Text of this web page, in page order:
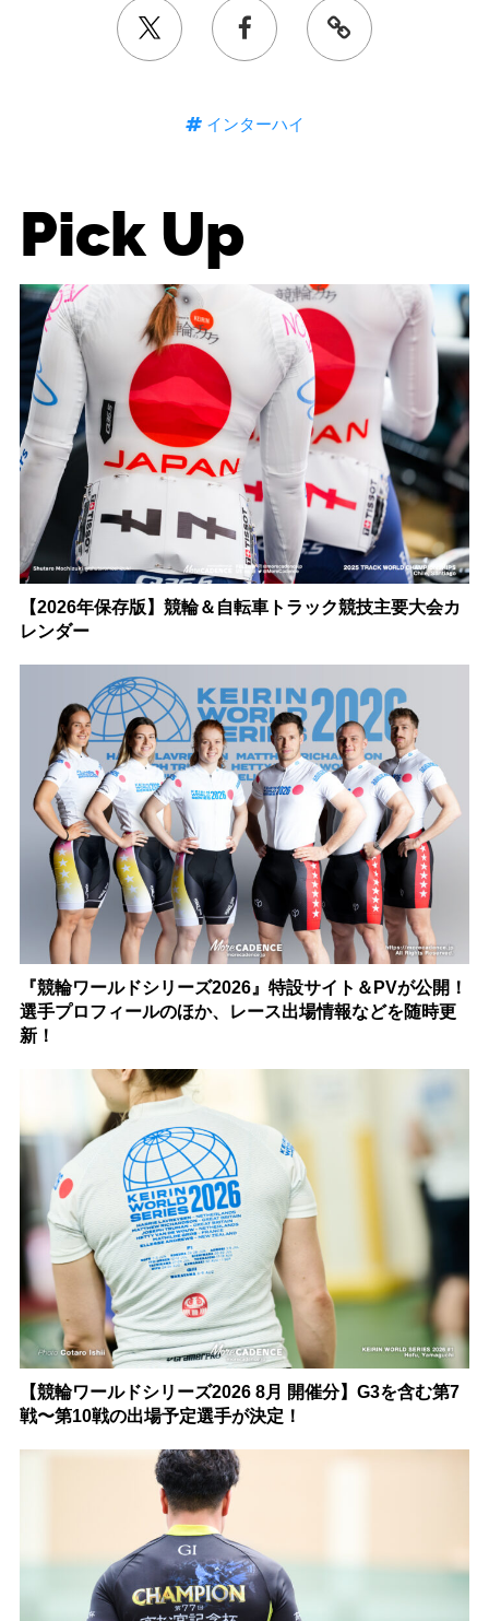
インターハイ
Pick Up
【2026年保存版】競輪＆自転車トラック競技主要大会カ
レンダー
『競輪ワールドシリーズ2026』特設サイト＆PVが公開！
選手プロフィールのほか、レース出場情報などを随時更
新！
【競輪ワールドシリーズ2026 8月 開催分】G3を含む第7
戦〜第10戦の出場予定選手が決定！